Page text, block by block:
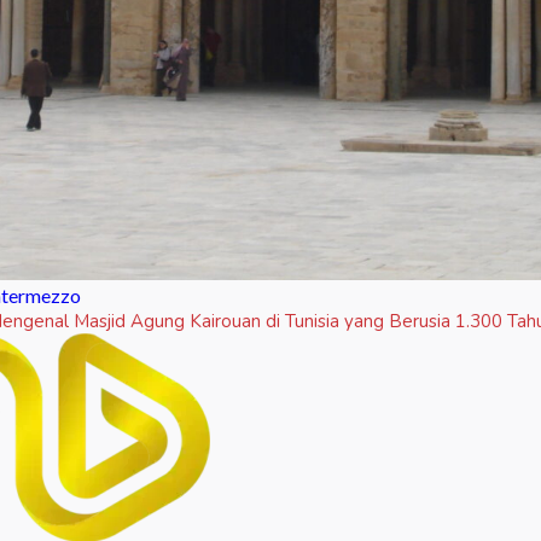
Masjid Agung Kairouan di Tunisia yang Berusia 1.300